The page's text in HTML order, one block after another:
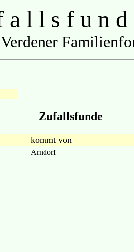
a l l s f u n d
Zufallsfunde
kommt von
Arndorf